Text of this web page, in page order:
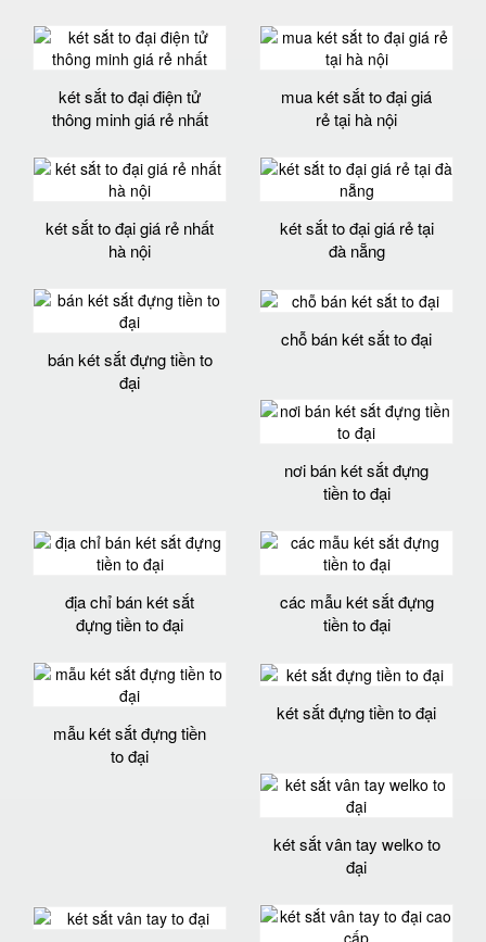
két sắt to đại điện tử
thông minh giá rẻ nhất
mua két sắt to đại giá
rẻ tại hà nội
két sắt to đại giá rẻ nhất
hà nội
két sắt to đại giá rẻ tại
đà nẵng
bán két sắt đựng tiền to
đại
chỗ bán két sắt to đại
nơi bán két sắt đựng
tiền to đại
địa chỉ bán két sắt
đựng tiền to đại
các mẫu két sắt đựng
tiền to đại
mẫu két sắt đựng tiền
to đại
két sắt đựng tiền to đại
két sắt vân tay welko to
đại